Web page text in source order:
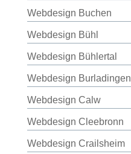
Webdesign Buchen
Webdesign Bühl
Webdesign Bühlertal
Webdesign Burladingen
Webdesign Calw
Webdesign Cleebronn
Webdesign Crailsheim